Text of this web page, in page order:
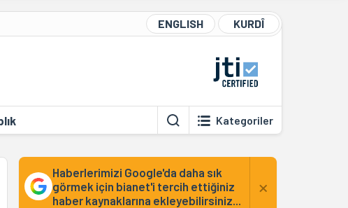
ENGLISH KURDÎ
Kategoriler
Haberlerimizi Google'da daha sık
görmek için bianet'i tercih ettiğiniz
haber kaynaklarına ekleyebilirsiniz...
×